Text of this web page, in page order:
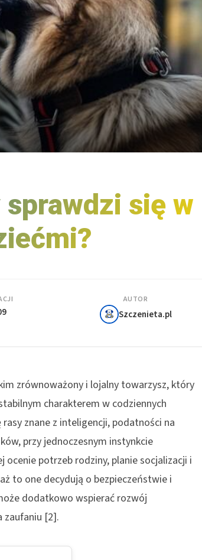
się w
AUTOR
Szczenieta.pl
zrównoważony i lojalny towarzysz, który
charakterem w codziennych
znane z inteligencji, podatności na
przy jednoczesnym instynkcie
potrzeb rodziny, planie socjalizacji i
to one decydują o bezpieczeństwie i
dodatkowo wspierać rozwój
zaufaniu [2].